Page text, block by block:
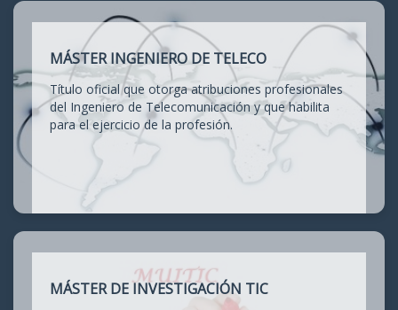
MÁSTER INGENIERO DE TELECO
Título oficial que otorga atribuciones profesionales
del Ingeniero de Telecomunicación y que habilita
para el ejercicio de la profesión.
MÁSTER DE INVESTIGACIÓN TIC